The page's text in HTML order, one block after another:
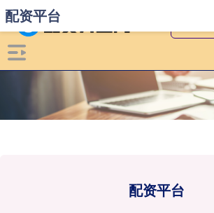
配资平台
配资平台